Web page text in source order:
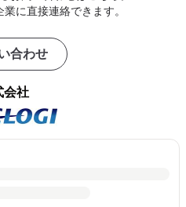
に直接連絡できます。
合わせ
会社